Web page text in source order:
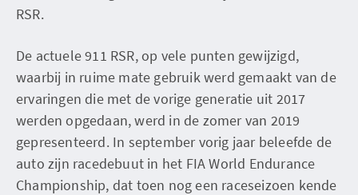
RSR.
De actuele 911 RSR, op vele punten gewijzigd,
waarbij in ruime mate gebruik werd gemaakt van de
ervaringen die met de vorige generatie uit 2017
werden opgedaan, werd in de zomer van 2019
gepresenteerd. In september vorig jaar beleefde de
auto zijn racedebuut in het FIA World Endurance
Championship, dat toen nog een raceseizoen kende